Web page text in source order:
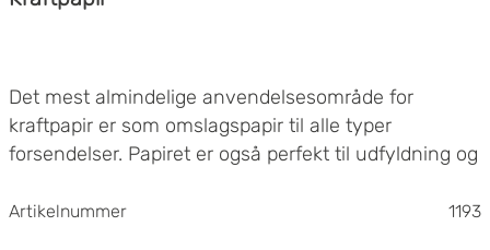
Det mest almindelige anvendelsesområde for
kraftpapir er som omslagspapir til alle typer
forsendelser. Papiret er også perfekt til udfyldning og
Vores kraftpapir på rulle er fremstillet af ren prima-
Artikelnummer 1193